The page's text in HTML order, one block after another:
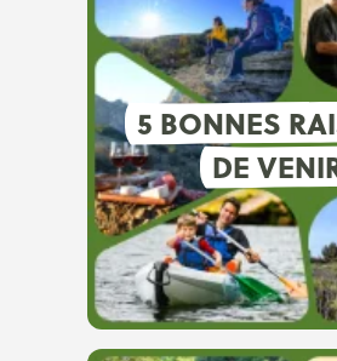
5 BONNES
DE